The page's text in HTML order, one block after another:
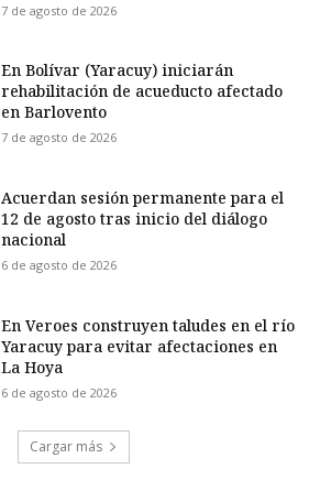
7 de agosto de 2026
En Bolívar (Yaracuy) iniciarán
rehabilitación de acueducto afectado
en Barlovento
7 de agosto de 2026
Acuerdan sesión permanente para el
12 de agosto tras inicio del diálogo
nacional
6 de agosto de 2026
En Veroes construyen taludes en el río
Yaracuy para evitar afectaciones en
La Hoya
6 de agosto de 2026
Cargar más